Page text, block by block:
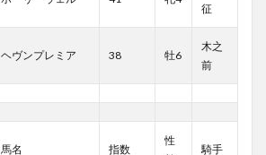
征
ヘヴンプレミア 38 牡6
木之
前
馬名 指数
性
騎手